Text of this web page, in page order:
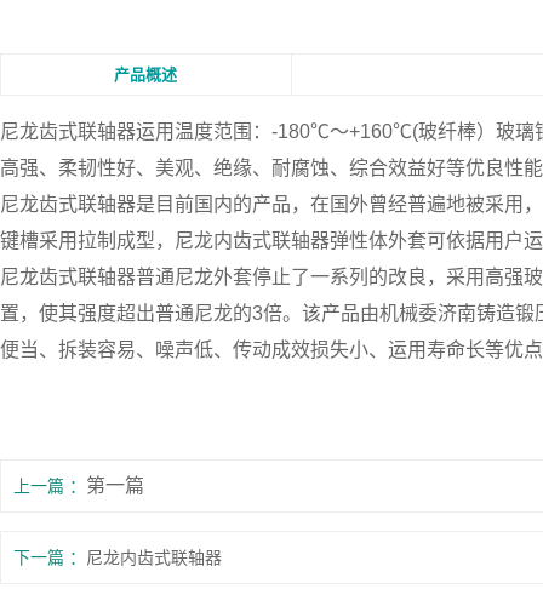
产品概述
尼龙齿式联轴器运用温度范围：-180℃～+160℃(玻纤棒）玻璃
高强、柔韧性好、美观、绝缘、耐腐蚀、综合效益好等优良性
尼龙齿式联轴器是目前国内的产品，在国外曾经普遍地被采
键槽采用拉制成型，尼龙内齿式联轴器弹性体外套可依据用户
尼龙齿式联轴器普通尼龙外套停止了一系列的改良，采用高强
置，使其强度超出普通尼龙的3倍。该产品由机械委济南铸造
便当、拆装容易、噪声低、传动成效损失小、运用寿命长等优
上一篇 第一篇
下一篇 尼龙内齿式联轴器